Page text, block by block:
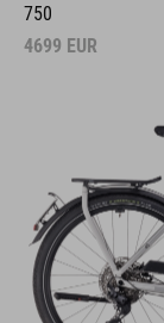
750
4699 EUR